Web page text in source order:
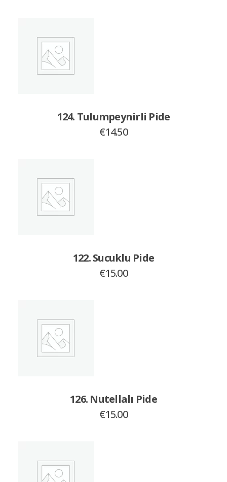
124. Tulumpeynirli Pide
€14.50
122. Sucuklu Pide
€15.00
126. Nutellalı Pide
€15.00